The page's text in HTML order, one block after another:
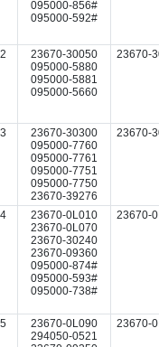
095000-856#
095000-592#
2
23670-30050
095000-5880
095000-5881
095000-5660
23670-
3
23670-30300
095000-7760
095000-7761
095000-7751
095000-7750
23670-39276
23670-
4
23670-0L010
23670-0L070
23670-30240
23670-09360
095000-874#
095000-593#
095000-738#
23670-
5
23670-0L090
294050-0521
23670-